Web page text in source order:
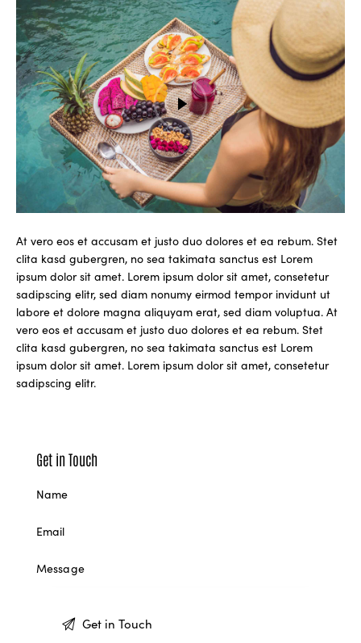
At vero eos et accusam et justo duo dolores et ea rebum. Stet
clita kasd gubergren, no sea takimata sanctus est Lorem
ipsum dolor sit amet. Lorem ipsum dolor sit amet, consetetur
sadipscing elitr, sed diam nonumy eirmod tempor invidunt ut
labore et dolore magna aliquyam erat, sed diam voluptua. At
vero eos et accusam et justo duo dolores et ea rebum. Stet
clita kasd gubergren, no sea takimata sanctus est Lorem
ipsum dolor sit amet. Lorem ipsum dolor sit amet, consetetur
sadipscing elitr.
Get in Touch